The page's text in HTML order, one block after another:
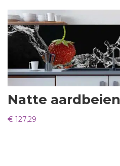
Natte aardbeien
€ 127,29